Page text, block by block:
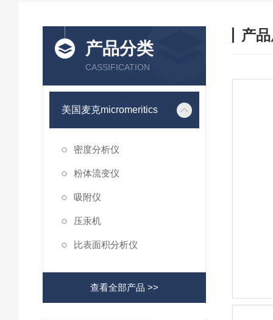
产品分类
CASSIFICATION
美国麦克micromeritics
密度分析仪
粉体流变仪
吸附仪
压汞机
比表面积分析仪
查看全部产品 >>
产